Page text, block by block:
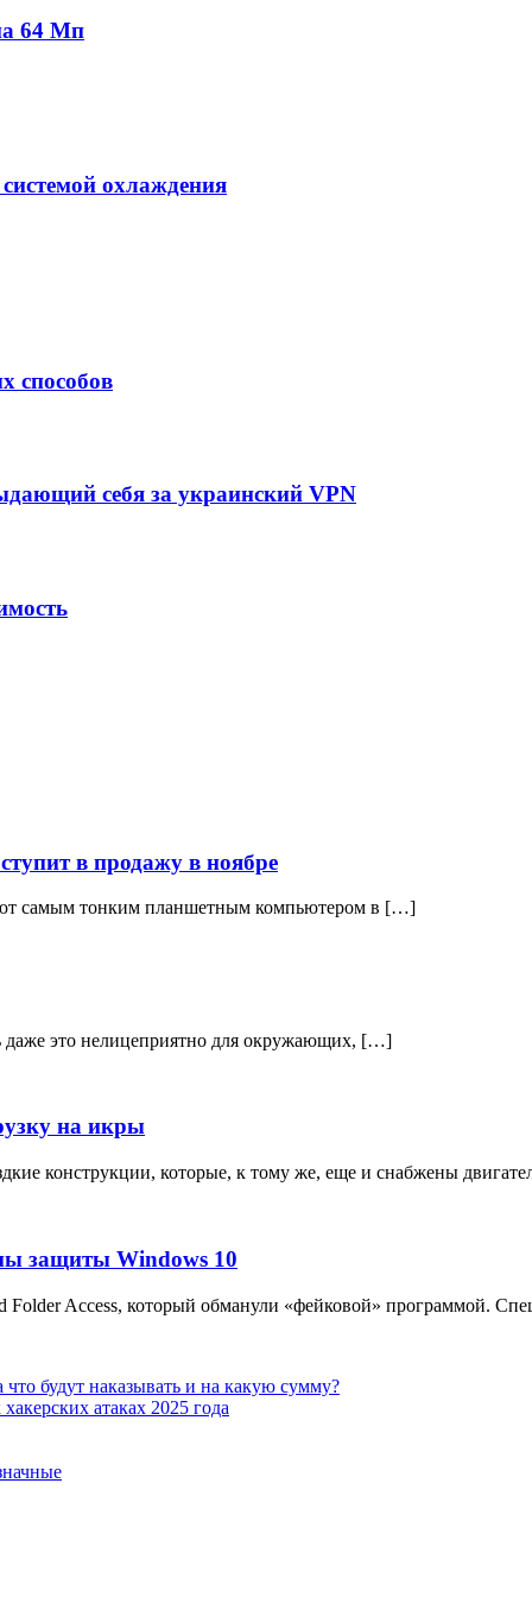
64 Мп
охлаждения
способов
себя за украинский VPN
в продажу в ноябре
самым тонким планшетным компьютером в […]
даже это нелицеприятно для окружающих, […]
на икры
конструкции, которые, к тому же, еще и снабжены
защиты Windows 10
Folder Access, который обманули «фейковой» программой.
будут наказывать и на какую сумму?
атаках 2025 года